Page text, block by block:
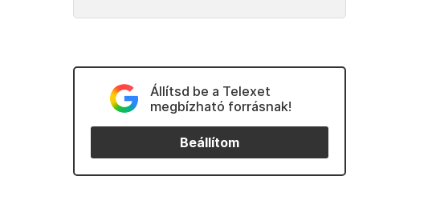
Állítsd be a Telexet
megbízható forrásnak!
Beállítom